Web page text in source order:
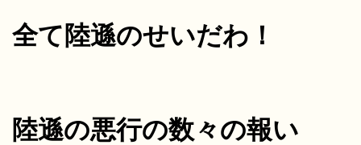
全て陸遜のせいだわ！
陸遜の悪行の数々の報い